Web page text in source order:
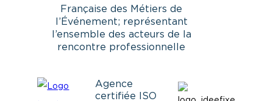
Française des Métiers de
l’Événement; représentant
l’ensemble des acteurs de la
rencontre professionnelle
Agence
certifiée ISO